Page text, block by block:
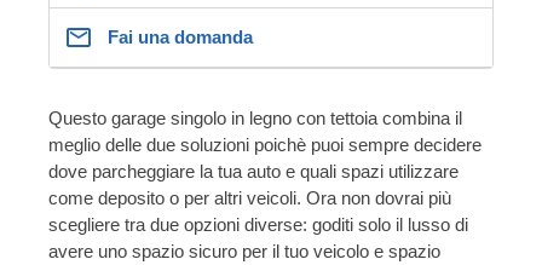
Fai una domanda
Questo garage singolo in legno con tettoia combina il
meglio delle due soluzioni poichè puoi sempre decidere
dove parcheggiare la tua auto e quali spazi utilizzare
come deposito o per altri veicoli. Ora non dovrai più
scegliere tra due opzioni diverse: goditi solo il lusso di
avere uno spazio sicuro per il tuo veicolo e spazio